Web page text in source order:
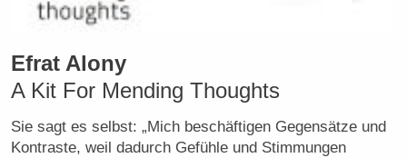
Efrat Alony
A Kit For Mending Thoughts
Sie sagt es selbst: „Mich beschäftigen Gegensätze und
Kontraste, weil dadurch Gefühle und Stimmungen